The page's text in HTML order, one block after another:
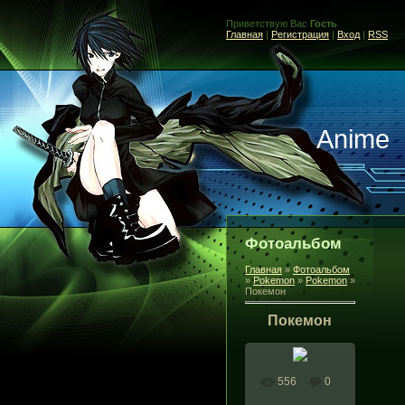
Приветствую Вас Гость
Главная | Регистрация | Вход | RSS
Anime
Фотоальбом
Главная » Фотоальбом
»Pokemon » Pokemon »
Покемон
Покемон
556 0